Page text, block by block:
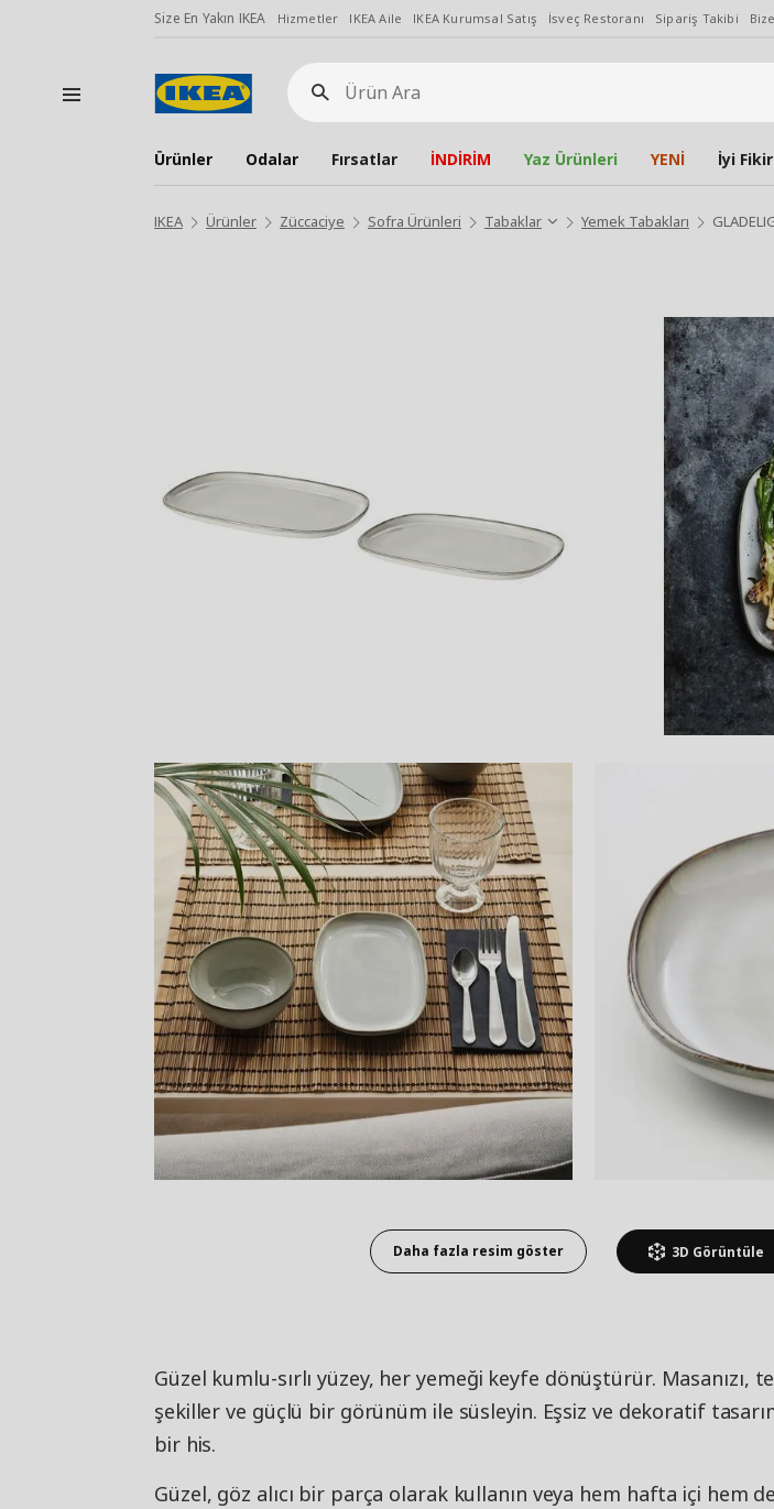
Size En Yakın IKEA Hizmetler IKEA Aile IKEA Kurumsal Satış İsveç Restoranı Sipariş Takibi
Ürün
Ara
Ürünler Odalar Fırsatlar İNDİRİM Yaz Ürünleri YENİ İyi
IKEA Ürünler Züccaciye Sofra Ürünleri Tabaklar Yemek Tabakları
Daha fazla resim göster 3D Görüntüle
Güzel kumlu-sırlı yüzey, her yemeği keyfe dönüştürür. Masanızı,
şekiller ve güçlü bir görünüm ile süsleyin. Eşsiz ve dekoratif
bir his.
Güzel, göz alıcı bir parça olarak kullanın veya hem hafta içi hem